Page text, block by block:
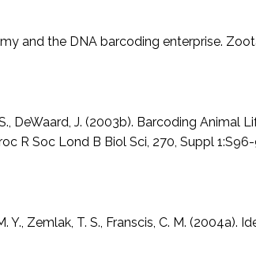
and the DNA barcoding enterprise.
DeWaard, J. (2003b). Barcoding
R Soc Lond B Biol Sci, 270, Suppl 1:S96-
Y., Zemlak, T. S., Franscis, C. M.